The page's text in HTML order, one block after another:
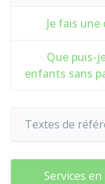
Je fais
Que puis-
enfants sans
Textes de
Services